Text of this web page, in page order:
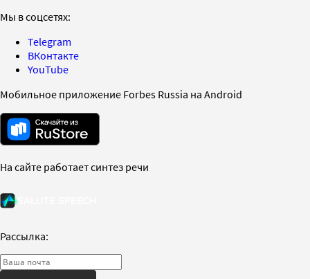
Мы в соцсетях:
Telegram
ВКонтакте
YouTube
Мобильное приложение Forbes Russia на Android
На сайте работает синтез речи
Рассылка: